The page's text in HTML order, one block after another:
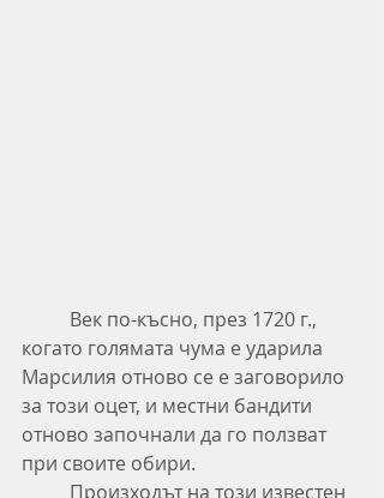
когато голямата чума е ударила
Марсилия отново се е заговорило
за този оцет, и местни бандити
отново започнали да го ползват
при своите обири.